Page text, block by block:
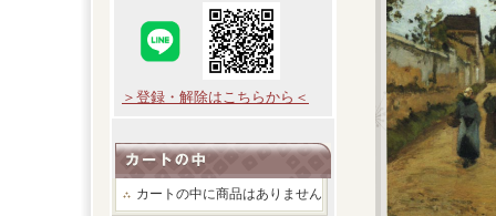
＞登録・解除はこちらから＜
カートの中に商品はありません